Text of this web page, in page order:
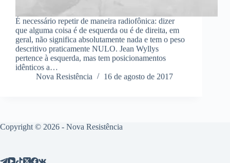
É necessário repetir de maneira radiofônica: dizer
que alguma coisa é de esquerda ou é de direita, em
geral, não significa absolutamente nada e tem o peso
descritivo praticamente NULO. Jean Wyllys
pertence à esquerda, mas tem posicionamentos
idênticos a…
Nova Resistência
16 de agosto de 2017
Copyright © 2026 - Nova Resistência